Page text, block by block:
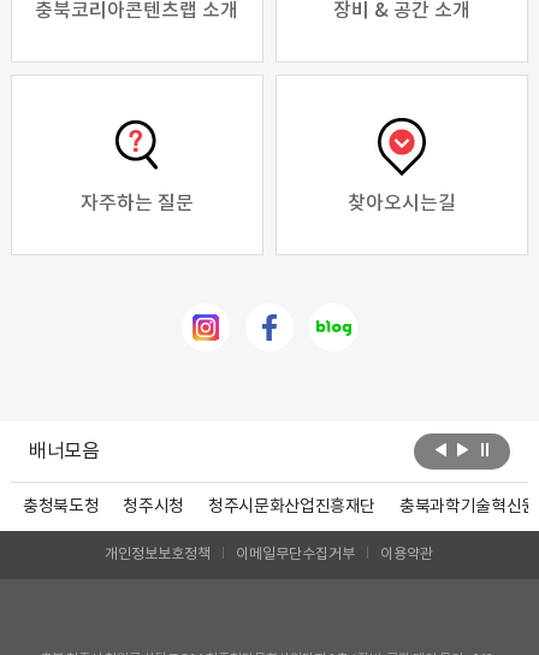
을 통한 범죄·스릴러 장르에 대한 이해도 향상 다. 교육일
문화산업단지 에듀피아 영상관 (충북 청주시 청원구 상당
흉담, 죽은 집에 관한 기록』 등 스릴러·호러 장르소설 다수
출간 - MBC , 출연,- K스릴러작가 공모전 당선 등 2. 모집
개요 가. 모집대상: 충북 도내 스토리 및 콘텐츠 창작에 관
심 있는 창작자·시민 나. 모집인원: 선착순 모집 다. 모집기
충북콘텐츠코리아랩 [원천 스토리 IP 교육] 담당자 ☎
충북코리아콘텐츠랩 소개 장비 & 공간 소개
자주하는 질문 찾아오시는길
배너모음
충청북도청 청주시청 청주시문화산업진흥재단 충북과학기술혁신원
개인정보보호정책 이메일무단수집거부 이용약관